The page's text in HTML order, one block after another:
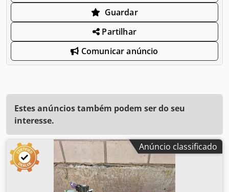
Guardar
Partilhar
Comunicar anúncio
Estes anúncios também podem ser do seu
interesse.
Anúncio classificado